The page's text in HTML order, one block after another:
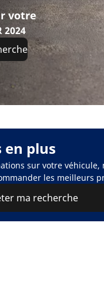
votre
2024
en plus
sur votre véhicule,
les meilleurs
ma recherche